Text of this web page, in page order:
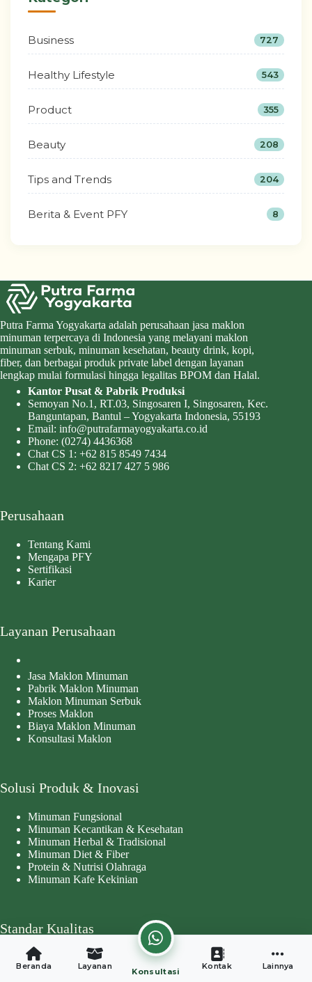
Business 727
Healthy Lifestyle 543
Product 355
Beauty 208
Tips and Trends 204
Berita & Event PFY 8
Putra Farma Yogyakarta adalah perusahaan jasa maklon
minuman terpercaya di Indonesia yang melayani maklon
minuman serbuk, minuman kesehatan, beauty drink, kopi,
fiber, dan berbagai produk private label dengan layanan
lengkap mulai formulasi hingga legalitas BPOM dan Halal.
Kantor Pusat & Pabrik Produksi
Semoyan No.1, RT.03, Singosaren I, Singosaren, Kec.
Banguntapan, Bantul – Yogyakarta Indonesia, 55193
Email: info@putrafarmayogyakarta.co.id
Phone: (0274) 4436368
Chat CS 1: +62 815 8549 7434
Chat CS 2: +62 8217 427 5 986
Perusahaan
Tentang Kami
Mengapa PFY
Sertifikasi
Karier
Layanan Perusahaan
Jasa Maklon Minuman
Pabrik Maklon Minuman
Maklon Minuman Serbuk
Proses Maklon
Biaya Maklon Minuman
Konsultasi Maklon
Solusi Produk & Inovasi
Minuman Fungsional
Minuman Kecantikan & Kesehatan
Minuman Herbal & Tradisional
Minuman Diet & Fiber
Protein & Nutrisi Olahraga
Minuman Kafe Kekinian
Standar Kualitas
Sertifikat BPOM
Sertifikat Halal
Beranda Layanan
Konsultasi
Kontak Lainnya